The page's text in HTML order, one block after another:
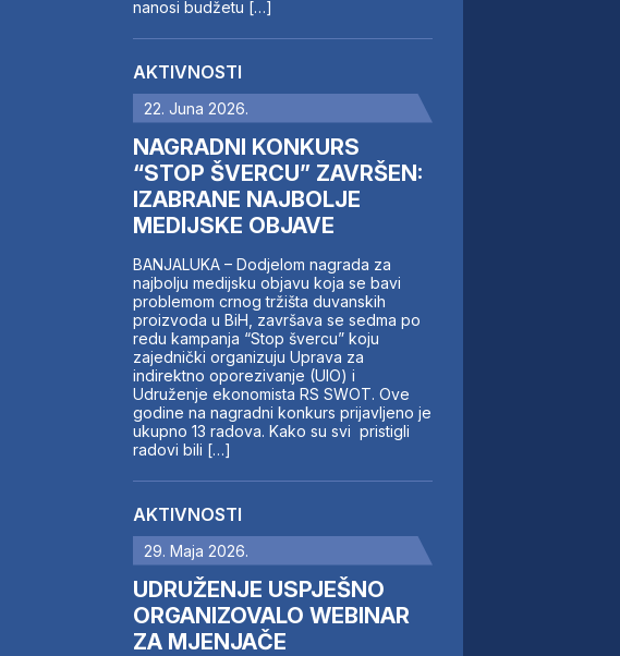
nanosi budžetu […]
AKTIVNOSTI
22. Juna 2026.
NAGRADNI KONKURS
“STOP ŠVERCU” ZAVRŠEN:
IZABRANE NAJBOLJE
MEDIJSKE OBJAVE
BANJALUKA – Dodjelom nagrada za
najbolju medijsku objavu koja se bavi
problemom crnog tržišta duvanskih
proizvoda u BiH, završava se sedma po
redu kampanja “Stop švercu” koju
zajednički organizuju Uprava za
indirektno oporezivanje (UIO) i
Udruženje ekonomista RS SWOT. Ove
godine na nagradni konkurs prijavljeno je
ukupno 13 radova. Kako su svi pristigli
radovi bili […]
AKTIVNOSTI
29. Maja 2026.
UDRUŽENJE USPJEŠNO
ORGANIZOVALO WEBINAR
ZA MJENJAČE